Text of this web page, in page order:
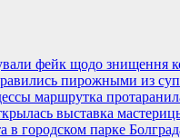
фейк щодо знищення
пирожными из
маршрутка
выставка
в городском парке